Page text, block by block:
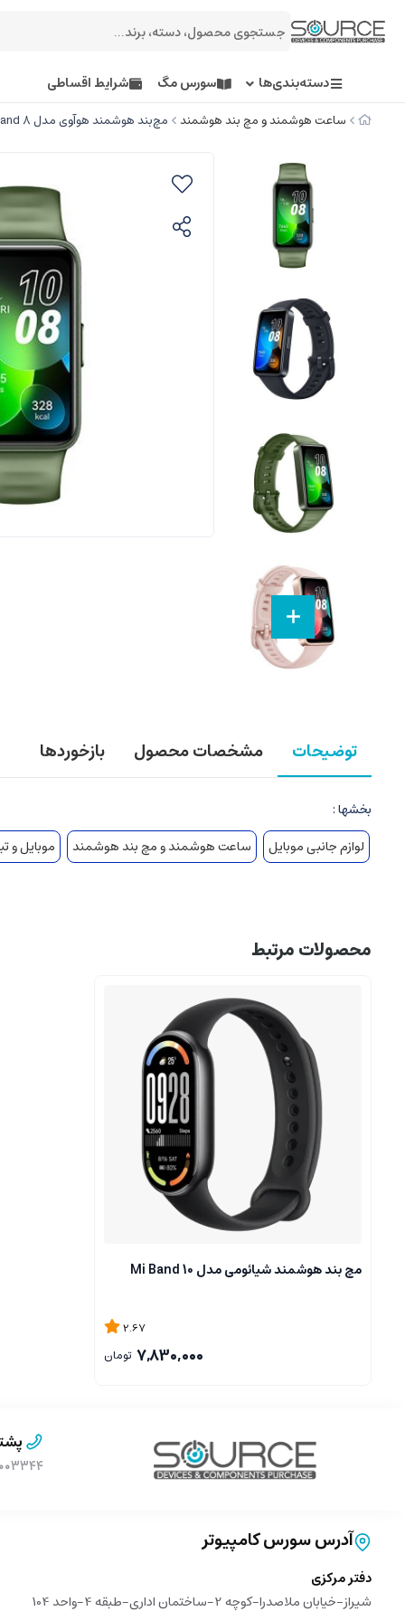
دسته‌بندی‌ها سورس مگ شرایط اقساطی
ساعت هوشمند و مچ بند هوشمند مچ‌بند هوشمند هوآوی مدل Band 8
توضیحات مشخصات محصول بازخوردها
بخشها :
لوازم جانبی موبایل
ساعت هوشمند و مچ بند هوشمند موبایل و
محصولات مرتبط
مچ بند هوشمند شیائومی مدل Mi Band 10
2.67
7,830,000 تومان
۹۰۰۰۳۳۴۴ (بدون
آدرس سورس کامپیوتر
دفتر مرکزی
شیراز-خیابان ملاصدرا-کوچه 2-ساختمان اداری-طبقه 4-واحد 104